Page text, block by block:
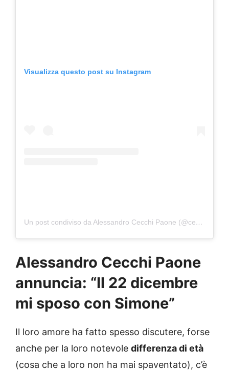
Visualizza questo post su Instagram
Un post condiviso da Alessandro Cecchi Paone (@cecchi.paone)
Alessandro Cecchi Paone
annuncia: “Il 22 dicembre
mi sposo con Simone”
Il loro amore ha fatto spesso discutere, forse
anche per la loro notevole differenza di età
(cosa che a loro non ha mai spaventato), c’è